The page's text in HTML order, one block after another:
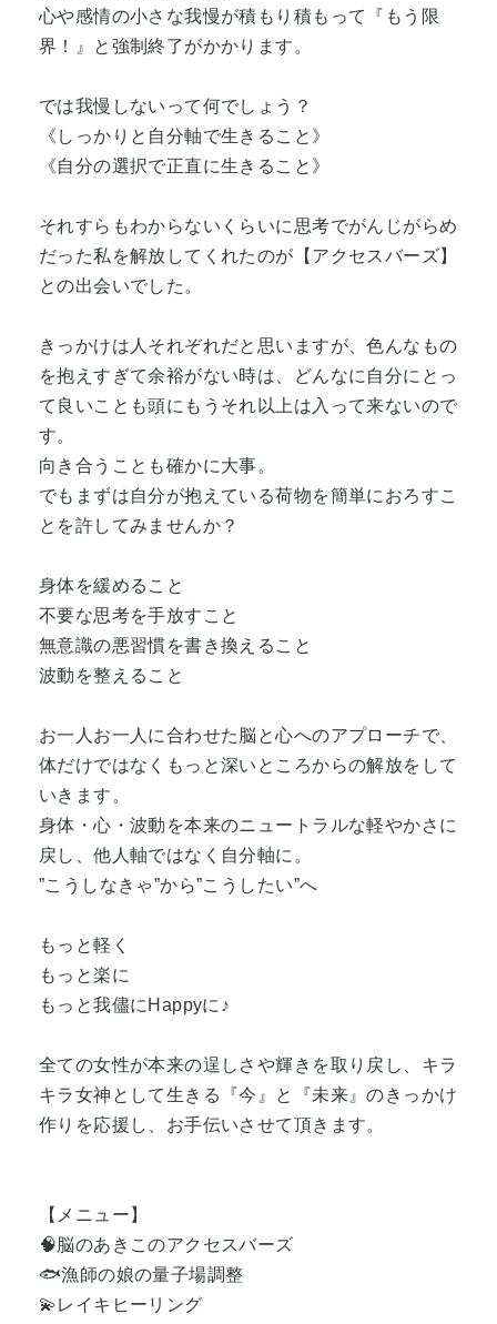
心や感情の小さな我慢が積もり積もって『もう限
界！』と強制終了がかかります。
では我慢しないって何でしょう？
《しっかりと自分軸で生きること》
《自分の選択で正直に生きること》
それすらもわからないくらいに思考でがんじがらめ
だった私を解放してくれたのが【アクセスバーズ】
との出会いでした。
きっかけは人それぞれだと思いますが、色んなもの
を抱えすぎて余裕がない時は、どんなに自分にとっ
て良いことも頭にもうそれ以上は入って来ないので
す。
向き合うことも確かに大事。
でもまずは自分が抱えている荷物を簡単におろすこ
とを許してみませんか？
身体を緩めること
不要な思考を手放すこと
無意識の悪習慣を書き換えること
波動を整えること
お一人お一人に合わせた脳と心へのアプローチで、
体だけではなくもっと深いところからの解放をして
いきます。
身体・心・波動を本来のニュートラルな軽やかさに
戻し、他人軸ではなく自分軸に。
”こうしなきゃ”から”こうしたい”へ
もっと軽く
もっと楽に
もっと我儘にHappyに♪
全ての女性が本来の逞しさや輝きを取り戻し、キラ
キラ女神として生きる『今』と『未来』のきっかけ
作りを応援し、お手伝いさせて頂きます。
【メニュー】
🧠脳のあきこのアクセスバーズ
🐟️漁師の娘の量子場調整
💫レイキヒーリング